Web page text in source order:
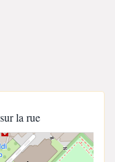
la rue